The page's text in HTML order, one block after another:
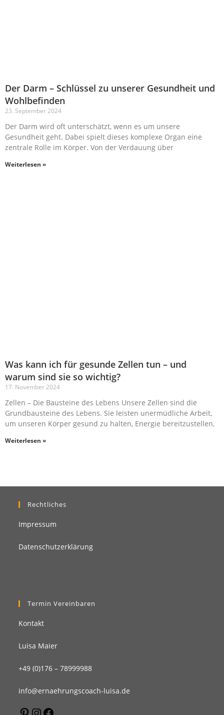
Der Darm – Schlüssel zu unserer Gesundheit und
Wohlbefinden
23. September 2024
Der Darm wird oft unterschätzt, wenn es um unsere
Gesundheit geht. Dabei spielt dieses komplexe Organ eine
zentrale Rolle im Körper. Von der Verdauung über
Weiterlesen »
Was kann ich für gesunde Zellen tun – und
warum sind sie so wichtig?
17. November 2024
Zellen – Die Bausteine des Lebens Unsere Zellen sind die
Grundbausteine des Lebens. Sie leisten unermüdliche Arbeit,
um unseren Körper gesund zu halten, Energie bereitzustellen,
Weiterlesen »
Rechtliches
Impressum
Datenschutzerklärung
Termin Vereinbaren
Kontakt
Luisa Maier
+49 (0)176 – 78999988
info@ernaehrungscoach-luisa.de